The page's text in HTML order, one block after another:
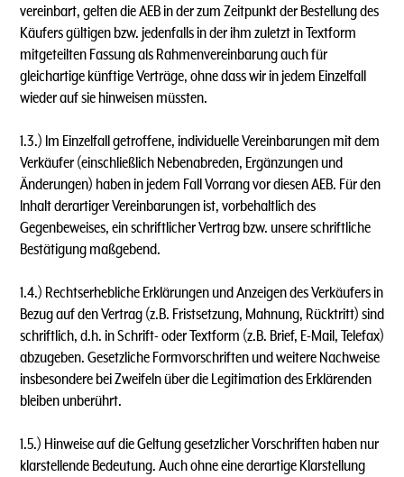
vereinbart, gelten die AEB in der zum Zeitpunkt der Bestellung des
Käufers gültigen bzw. jedenfalls in der ihm zuletzt in Textform
mitgeteilten Fassung als Rahmenvereinbarung auch für
gleichartige künftige Verträge, ohne dass wir in jedem Einzelfall
wieder auf sie hinweisen müssten.
1.3.) lm Einzelfall getroffene, individuelle Vereinbarungen mit dem
Verkäufer (einschließlich Nebenabreden, Ergänzungen und
Änderungen) haben in jedem Fall Vorrang vor diesen AEB. Für den
lnhalt derartiger Vereinbarungen ist, vorbehaltlich des
Gegenbeweises, ein schriftlicher Vertrag bzw. unsere schriftliche
Bestätigung maßgebend.
1.4.) Rechtserhebliche Erklärungen und Anzeigen des Verkäufers in
Bezug auf den Vertrag (z.B. Fristsetzung, Mahnung, Rücktritt) sind
schriftlich, d.h. in Schrift- oder Textform (z.B. Brief, E-Mail, Telefax)
abzugeben. Gesetzliche Formvorschriften und weitere Nachweise
insbesondere bei Zweifeln über die Legitimation des Erklärenden
bleiben unberührt.
1.5.) Hinweise auf die Geltung gesetzlicher Vorschriften haben nur
klarstellende Bedeutung. Auch ohne eine derartige Klarstellung